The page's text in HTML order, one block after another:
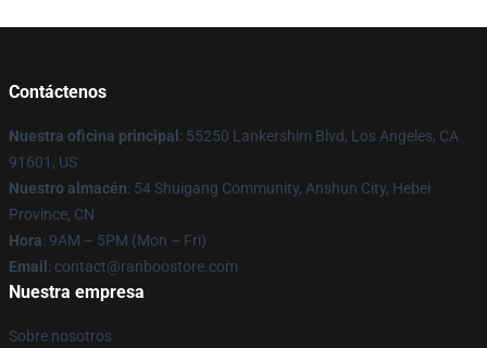
Contáctenos
Nuestra oficina principal : 55250 Lankershim Blvd, Los Angeles, CA
91601, US
Nuestro almacén: 54 Shuigang Community, Anshun City, Hebei
Province, CN
Hora: 9AM – 5PM (Mon – Fri)
Email : contact@ranboostore.com
Nuestra empresa
Sobre nosotros